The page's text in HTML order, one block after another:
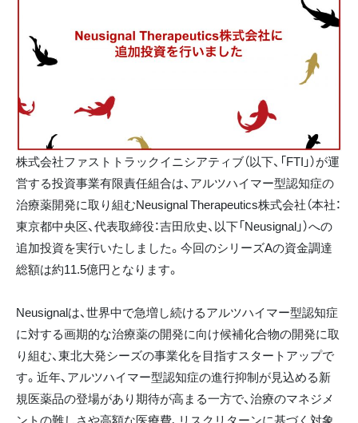
株式会社ファストトラックイニシアティブ（以下、「FTI」）が運
営する投資事業有限責任組合は、アルツハイマー型認知症の
治療薬開発に取り組むNeusignal Therapeutics株式会社（本社：
東京都中央区、代表取締役：吉田欣史、以下「Neusignal」）への
追加投資を実行いたしました。今回のシリーズAの資金調達
総額は約11.5億円となります。
Neusignalは、世界中で急増し続けるアルツハイマー型認知症
に対する画期的な治療薬の開発に向け候補化合物の開発に取
り組む、東北大発シーズの事業化を目指すスタートアップで
す。近年、アルツハイマー型認知症の進行抑制が見込める新
規医薬品の登場があり期待が高まる一方で、治療のマネジメ